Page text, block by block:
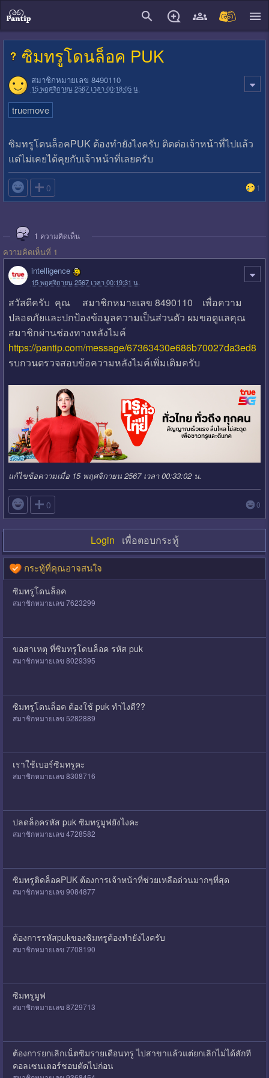
ซิมทรูโดนล็อค PUK
สมาชิกหมายเลข 8490110
15 พฤศจิกายน 2567 เวลา 00:18:05 น.
truemove
ซิมทรูโดนล็อคPUK ต้องทำยังไงครับ ติดต่อเจ้าหน้าที่ไปแล้ว
แต่ไม่เคยได้คุยกับเจ้าหน้าที่เลยครับ
 0 1
1 ความคิดเห็น
ความคิดเห็นที่ 1
intelligence
15 พฤศจิกายน 2567 เวลา 00:19:31 น.
สวัสดีครับ คุณ สมาชิกหมายเลข 8490110 เพื่อความ
ปลอดภัยและปกป้องข้อมูลความเป็นส่วนตัว ผมขอดูแลคุณ
สมาชิกผ่านช่องทางหลังไมค์
https://pantip.com/message/67363430e686b70027da3ed8
รบกวนตรวจสอบข้อความหลังไมค์เพิ่มเติมครับ
แก้ไขข้อความเมื่อ 15 พฤศจิกายน 2567 เวลา 00:33:02 น.
 0 0
Login เพื่อตอบกระทู้
กระทู้ที่คุณอาจสนใจ
ซิมทรูโดนล็อค
สมาชิกหมายเลข 7623299
ขอสาเหตุ ที่ซิมทรูโดนล็อค รหัส puk
สมาชิกหมายเลข 8029395
ซิมทรูโดนล็อค ต้องใช้ puk ทำไงดี??
สมาชิกหมายเลข 5282889
เราใช้เบอร์ซิมทรูคะ
สมาชิกหมายเลข 8308716
ปลดล็อครหัส puk ซิมทรูมูฟยังไงคะ
สมาชิกหมายเลข 4728582
ซิมทรูติดล็อคPUK ต้องการเจ้าหน้าที่ช่วยเหลือด่วนมากๆที่สุด
สมาชิกหมายเลข 9084877
ต้องการรหัสpukของซิมทรูต้องทำยังไงครับ
สมาชิกหมายเลข 7708190
ซิมทรูมูฟ
สมาชิกหมายเลข 8729713
ต้องการยกเลิกเน็ตซิมรายเดือนทรู ไปสาขาแล้วแต่ยกเลิกไม่ได้สักที
คอลเซนเตอร์ชอบตัดไปก่อน
close